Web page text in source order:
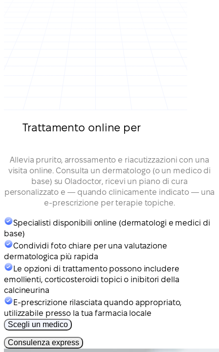
Trattamento online per
Allevia prurito, arrossamento e riacutizzazioni con una
visita online. Consulta un dermatologo (o un medico di
base) su Oladoctor, ricevi un piano di cura
personalizzato e — quando clinicamente indicato — una
e-prescrizione per terapie topiche.
Specialisti disponibili online (dermatologi e medici di
base)
Condividi foto chiare per una valutazione
dermatologica più rapida
Le opzioni di trattamento possono includere
emollienti, corticosteroidi topici o inibitori della
calcineurina
E-prescrizione rilasciata quando appropriato,
utilizzabile presso la tua farmacia locale
Scegli un medico
Consulenza express